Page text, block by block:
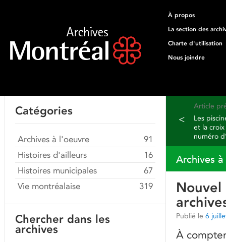
À propos
La section des
Charte d'utilisation
Nous joindre
Article
<
Les
et la
numéro
Archives
Publié le 6
À
Catégories
Archives à l'oeuvre
91
Histoires d'ailleurs
16
Histoires municipales
67
Vie montréalaise
319
Chercher dans les
archives